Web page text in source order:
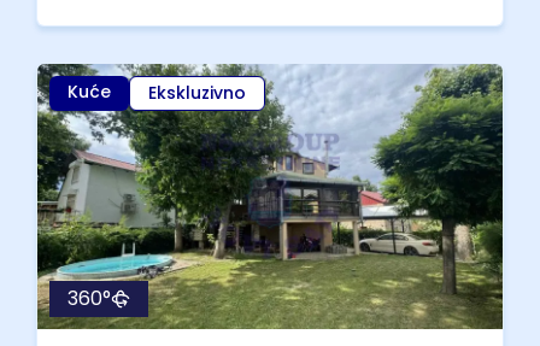
Kuće Ekskluzivno
360°